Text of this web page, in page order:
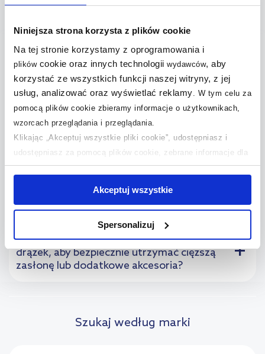
Niniejsza strona korzysta z plików cookie
Na tej stronie korzystamy z oprogramowania i
plikówcookie oraz innych technologii wydawców, aby
korzystać ze wszystkich funkcji naszej witryny, z jej
usług, analizować oraz wyświetlać reklamy
W tym celu za
pomocą plików cookie zbieramy informacje o użytkownikach,
wzorcach przeglądania i przeglądania.
Klikając „Akceptuj wszystkie pliki cookie”, udostępniasz i
udostępniasz za pomocą plików cookie, zebrane informacje dla
użytkowników zewnętrznych, a także nasi partnerzy reklamowi.
jednak, że zablokowane niektóre pliki cookie mogą mieć wpływ
na sposób dostarczania treści niedostosowanych do potrzeb
Aby uzyskać więcej informacji na temat plików plików cookie,
kliknij „Ustawienia plików cookie”.Jeśli chcesz uzyskać więcej
Akceptuj wszystkie
Spersonalizuj
Pytania i odpowiedzi (4)
Jak dobrać drążki prysznicowe do
wymiarów łazienki i rodzaju kabiny lub
wanny?
Czy drążki prysznicowe rozporowe są
stabilne bez wiercenia i na jakich
powierzchniach można je montować?
prysznicowe i które najlepiej sprawdzają się
w wilgotnym środowisku?
Jakie obciążenie powinien wytrzymać
drążek, aby bezpiecznie utrzymać cięższą
zasłonę lub dodatkowe akcesoria?
+
Szukaj według marki